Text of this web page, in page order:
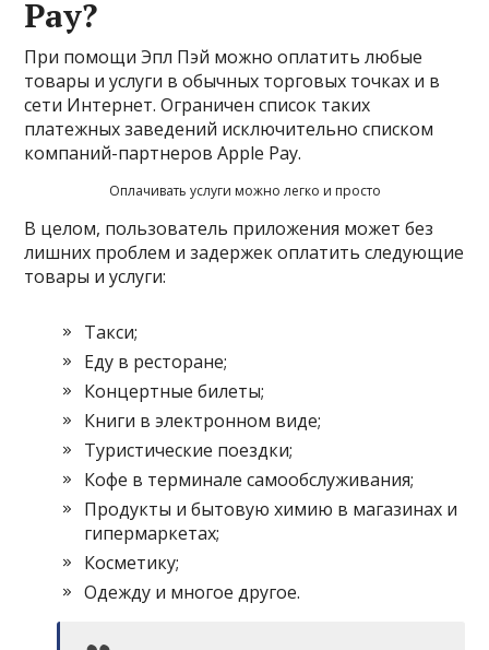
Pay?
При помощи Эпл Пэй можно оплатить любые
товары и услуги в обычных торговых точках и в
сети Интернет. Ограничен список таких
платежных заведений исключительно списком
компаний-партнеров Apple Pay.
Оплачивать услуги можно легко и просто
В целом, пользователь приложения может без
лишних проблем и задержек оплатить следующие
товары и услуги:
Такси;
Еду в ресторане;
Концертные билеты;
Книги в электронном виде;
Туристические поездки;
Кофе в терминале самообслуживания;
Продукты и бытовую химию в магазинах и
гипермаркетах;
Косметику;
Одежду и многое другое.